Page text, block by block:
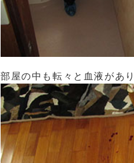
部屋の中も転々と血液があ